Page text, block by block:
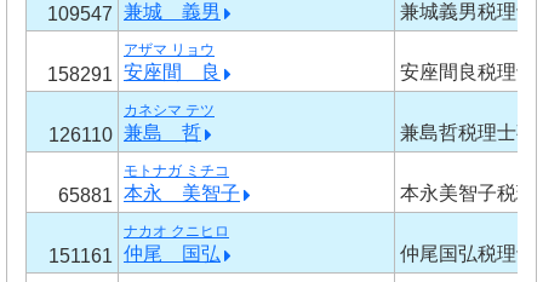
109547 兼城 義男 兼城義男税理士
158291
アザマ リョウ
安座間 良 安座間良税理士
126110
カネシマ テツ
兼島 哲 兼島哲税理士事
65881
モトナガ ミチコ
本永 美智子 本永美智子税理
151161
ナカオ クニヒロ
仲尾 国弘 仲尾国弘税理士